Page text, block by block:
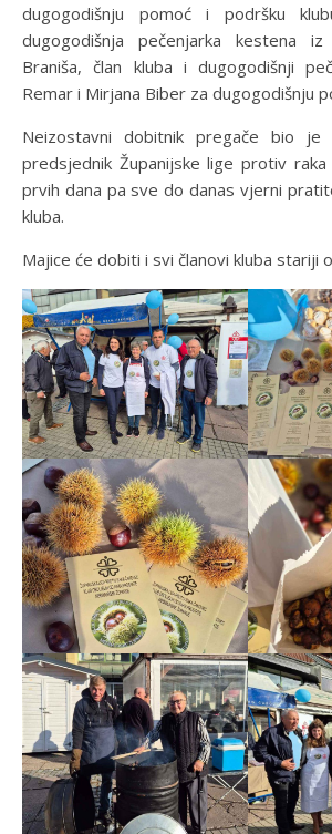
dugogodišnju pomoć i podršku
dugogodišnja pečenjarka kestena iz
Braniša, član kluba i dugogodišnji
Remar i Mirjana Biber za dugogodišnju
Neizostavni dobitnik pregače bio je
predsjednik Županijske lige protiv
prvih dana pa sve do danas vjerni
kluba.
Majice će dobiti i svi članovi kluba stariji